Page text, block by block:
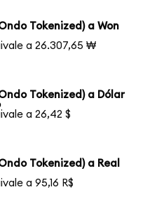
Tokenized) a Won
a 26.307,65 ₩
Tokenized) a Dólar
a 26,42 $
Tokenized) a Real
a 95,16 R$